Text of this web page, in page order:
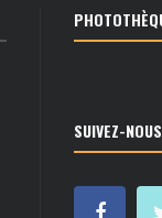
SUIVEZ-NOUS